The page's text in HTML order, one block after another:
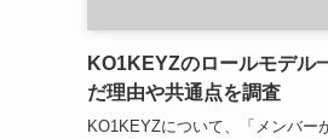
KO1KEYZのロールモデル
だ理由や共通点を調査
KO1KEYZについて、「メンバー